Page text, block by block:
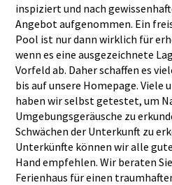
inspiziert und nach
Angebot aufgenommen. Ein
Pool ist nur dann wirklich für
wenn es eine ausgezeichnete
Vorfeld ab. Daher schaffen es
bis auf unsere Homepage. Viele
haben wir selbst getestet, um
Umgebungsgeräusche zu
Schwächen der Unterkunft zu
Unterkünfte können wir alle
Hand empfehlen. Wir beraten
Ferienhaus für einen